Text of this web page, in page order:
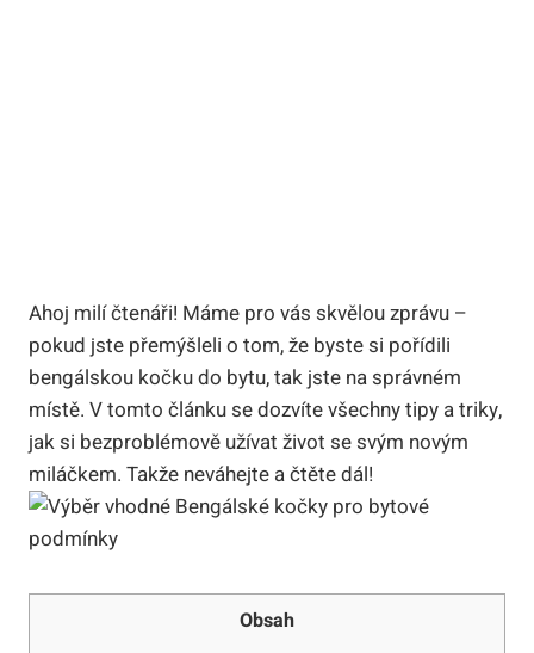
Ahoj milí čtenáři!‍ Máme pro vás skvělou zprávu –
⁢pokud jste přemýšleli⁤ o ⁣tom,⁣ že byste‍ si pořídili
⁣bengálskou kočku do bytu,​ tak jste⁣ na správném
místě. V tomto článku ⁣se dozvíte ⁣všechny‍ tipy a triky,
jak si bezproblémově‍ užívat život se svým novým‌
miláčkem. Takže neváhejte a čtěte ‌dál!
Obsah